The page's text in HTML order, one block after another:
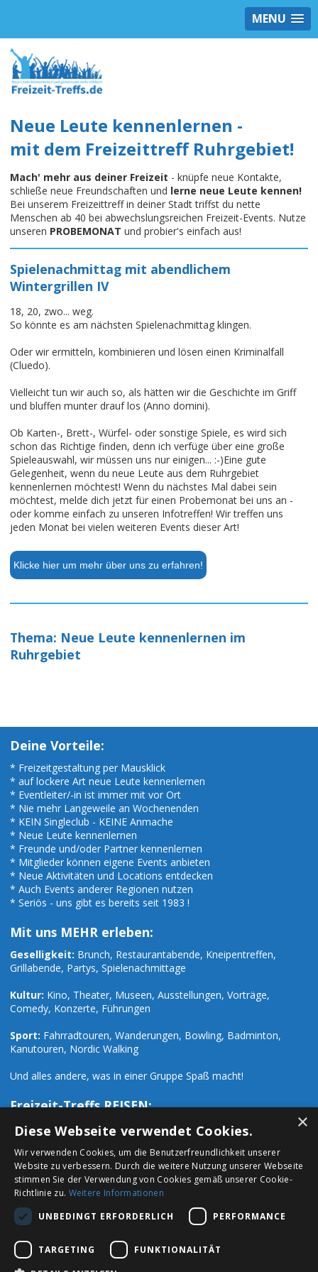
MENU
Neue Leute kennenlernen -
mit dem Freizeittreff Ruhrgebiet!
Mach' mehr aus deiner Freizeit - knüpfe neue Kontakte,
schließe neue Freundschaften und lerne neue Leute kennen!
Bei unserem Freizeittreff in deiner Stadt triffst du nette
Menschen ab 40 bei abwechslungsreichen Freizeit-Events. Nutze
unseren PROBEMONAT und probier's einfach aus!
Spielenachmittag mit abendlichem
Wintergrillen IV
18, 20, zwo... weg.
So könnte es am nächsten Spielenachmittag klingen.
Oder wir ermitteln, kombinieren und lösen einen Kriminalfall
(Cluedo).
Vielleicht tun wir auch so, als hätten wir die Geschichte im Griff
und bluffen munter drauf los (Anno domini).
Ob Karten-, Brett-, Würfel- oder sonstige Spiele, es wird sich
schon das Richtige finden, denn ich verfüge über eine große
Spieleauswahl, wir müssen uns nur einigen... :-)Eine gute
Gelegenheit, wenn du neue Leute aus dem Ruhrgebiet
kennenlernen möchtest! Wenn du nächstes Mal dabei sein
möchtest, melde dich jetzt für einen Probemonat bei uns an -
oder komme einfach zu unseren Infotreffen! Wir treffen uns
jeden Monat bei vielen weiteren Events dieser Art!
Klicke hier um mehr über uns zu erfahren!
Thema: Neue Leute kennenlernen im
Ruhrgebiet
Deine Vorteile:
* Freizeitgestaltung per Mausklick
* auf lockere Art neue Leute kennenlernen
* Eventleiter/-in ist immer mit vor Ort
* Nie mehr Langeweile an Wochenenden
* KEIN Singleclub - KEINE Anmache
* Neue Leute kennenlernen
* Freunde und/oder Partner kennenlernen
* Mitglieder können eigene Events anbieten
* Neue Aktivitäten und Locations entdecken
* Auch Events anderer Regionen nutzen
* Seriös - uns gibt es bereits seit 1983 !
Mit uns MEHR erleben:
Geselligkeit: Brunch, Restaurantabende, Kneipentreffen,
Grillabende, Partys, Spielenachmittage
Kultur: Kino, Theater, Museen, Ausstellungen, Vorträge,
Comedy, Konzerte, Führungen
Sport: Fahrradtouren, Wanderungen, Bowling, Badminton,
Kanutouren, Nordic Walking
Und alles andere, was in einer Gruppe Spaß macht!
Freizeit-Treffs REISEN:
Zusätzlich zu den zahlreichen Freizeit-Events organisieren wir
Städtetrips:Paris, London, Prag, Rom, Hamburg, Mailand u.a.
Urlaubsreisen:Ski- Wander- Fahrrad- und Urlaubsreisen
sowie Vorträge, Seminare und Workshops
×
Diese Webseite verwendet Cookies.
Wir verwenden Cookies, um die Benutzerfreundlichkeit unserer
Website zu verbessern. Durch die weitere Nutzung unserer Webseite
stimmen Sie der Verwendung von Cookies gemäß unserer Cookie-
Richtlinie zu. Weitere Informationen
UNBEDINGT ERFORDERLICH
PERFORMANCE
TARGETING FUNKTIONALITÄT